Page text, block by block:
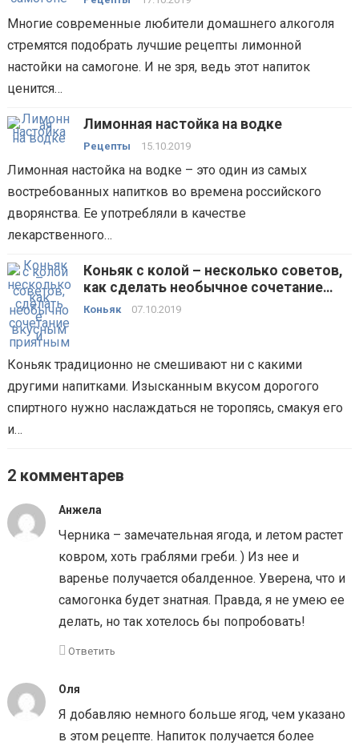
Многие современные любители домашнего алкоголя
стремятся подобрать лучшие рецепты лимонной
настойки на самогоне. И не зря, ведь этот напиток
ценится…
Лимонная настойка на водке
Рецепты 15.10.2019
Лимонная настойка на водке – это один из самых
востребованных напитков во времена российского
дворянства. Ее употребляли в качестве
лекарственного…
Коньяк с колой – несколько советов,
как сделать необычное сочетание
вкусным и приятным
Коньяк 07.10.2019
Коньяк традиционно не смешивают ни с какими
другими напитками. Изысканным вкусом дорогого
спиртного нужно наслаждаться не торопясь, смакуя его
и…
2 комментарев
Анжела
Черника – замечательная ягода, и летом растет
ковром, хоть граблями греби. ) Из нее и
варенье получается обалденное. Уверена, что и
самогонка будет знатная. Правда, я не умею ее
делать, но так хотелось бы попробовать!
Ответить
Оля
Я добавляю немного больше ягод, чем указано
в этом рецепте. Напиток получается более